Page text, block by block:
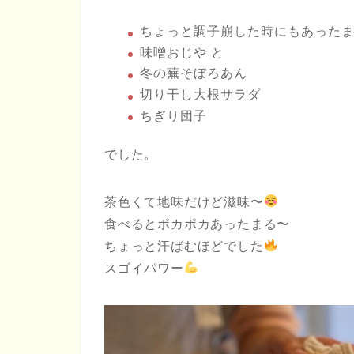
ちょっと調子崩した時にもあった
味噌おじや と
冬の蕪そぼろあん
切り干し大根サラダ
ちぎり団子
でした。
茶色くて地味だけど滋味〜
食べるとポカポカあったまる〜
ちょっと汗ばむほどでした
スゴイパワー